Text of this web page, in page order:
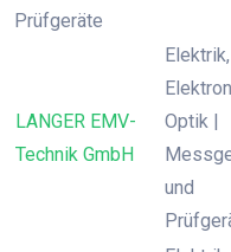
Prüfgeräte
LANGER EMV-
Technik GmbH
Elektrik,
Optik |
und